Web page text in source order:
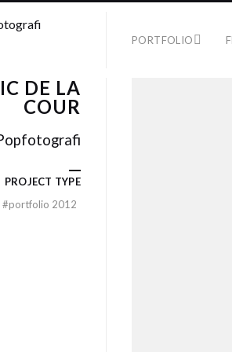
PORTFOLIO
DE LA
COUR
PROJECT TYPE
#portfolio 2012